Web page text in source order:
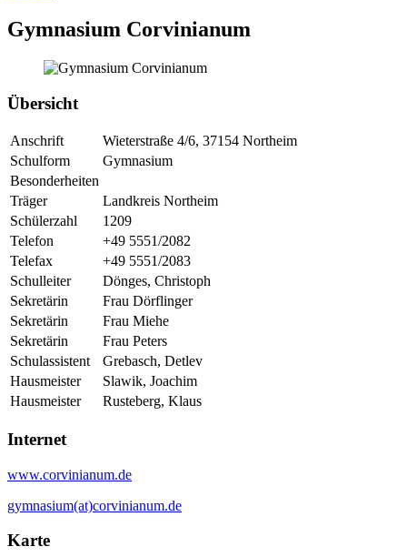
Gymnasium Corvinianum
Übersicht
Anschrift
Wieterstraße 4/6, 37154 Northeim
Schulform
Gymnasium
Besonderheiten
Träger
Landkreis Northeim
Schülerzahl
1209
Telefon
+49 5551/2082
Telefax
+49 5551/2083
Schulleiter
Dönges, Christoph
Sekretärin
Frau Dörflinger
Sekretärin
Frau Miehe
Sekretärin
Frau Peters
Schulassistent
Grebasch, Detlev
Hausmeister
Slawik, Joachim
Hausmeister
Rusteberg, Klaus
Internet
www.corvinianum.de
gymnasium(at)corvinianum.de
Karte